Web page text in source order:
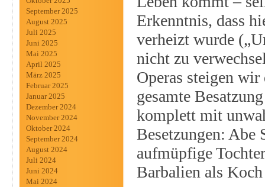
September 2025
August 2025
Juli 2025
Juni 2025
Mai 2025
April 2025
März 2025
Februar 2025
Januar 2025
Dezember 2024
November 2024
Oktober 2024
September 2024
August 2024
Juli 2024
Juni 2024
Mai 2024
Erkenntnis, dass
verheizt wurde
nicht zu
Operas steigen
gesamte
komplett mit
Besetzungen: Abe
aufmüpfige
Barbalien als